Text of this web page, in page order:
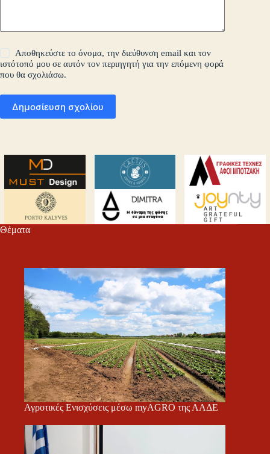
Αποθηκεύστε το όνομα, την διεύθυνση email και τον
ιστότοπό μου σε αυτόν τον περιηγητή για την επόμενη φορά
που θα σχολιάσω.
Δημοσίευση σχολίου
Θέματα
Αγροτικές Ενισχύσεις μέσω myAGRO της ΑΑΔΕ